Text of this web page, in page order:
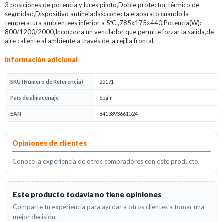
3 posiciones de potencia y luces piloto,Doble protector térmico de
seguridad,Dispositivo antiheladas:,conecta elaparato cuando la
temperatura ambientees inferior a 5ºC.,785x175x440,Potencia(W):
800/1200/2000,Incorpora un ventilador que permite forzar la salida,de
aire caliente al ambiente a través de la rejilla frontal.
Información adicional
SKU (Número de Referencia) 25171
País de almacenaje Spain
EAN 8413893661524
Opiniones
Opiniones de clientes
Conoce la experiencia de otros compradores con este producto.
Este producto todavía no tiene opiniones
Comparte tu experiencia para ayudar a otros clientes a tomar una
mejor decisión.